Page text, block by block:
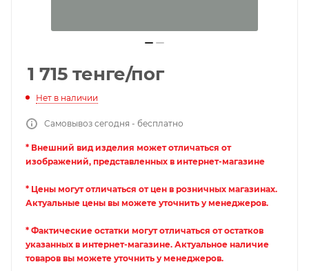
1 715 тенге/пог
Нет в наличии
Самовывоз сегодня - бесплатно
* Внешний вид изделия может отличаться от
изображений, представленных в интернет-магазине
* Цены могут отличаться от цен в розничных магазинах.
Актуальные цены вы можете уточнить у менеджеров.
* Фактические остатки могут отличаться от остатков
указанных в интернет-магазине. Актуальное наличие
товаров вы можете уточнить у менеджеров.